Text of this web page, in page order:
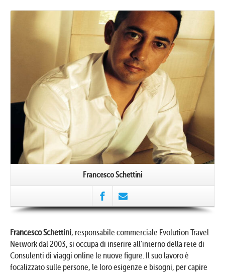
Francesco Schettini
Francesco Schettini, responsabile commerciale Evolution Travel
Network dal 2003, si occupa di inserire all’interno della rete di
Consulenti di viaggi online le nuove figure. Il suo lavoro è
focalizzato sulle persone, le loro esigenze e bisogni, per capire